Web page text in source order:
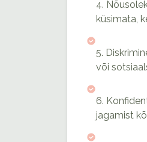
4.
küsimata,
5.
või
6.
jagamist